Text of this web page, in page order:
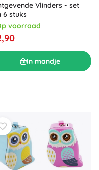
Vlinders - set
6 stuks
voorraad
In mandje